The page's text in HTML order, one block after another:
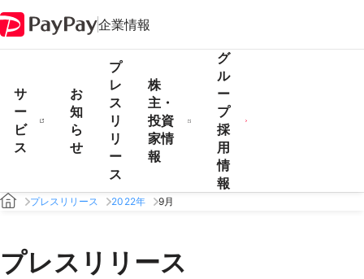
企業情報
サ
ー
ビ
ス
お
知
ら
せ
プ
レ
ス
リ
リ
ー
ス
株
主・
投資
家情
報
グ
ル
ー
プ
採
用
情
報
プレスリリース 2022年 9月
プレスリリース